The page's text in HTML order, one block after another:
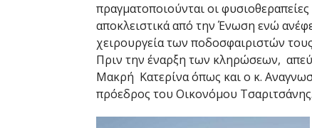
πραγματοποιούνται οι
αποκλειστικά από την Ένωση ενώ
χειρουργεία των ποδοσφαιριστών
Πριν την έναρξη των κληρώσεων,
Μακρή Κατερίνα όπως και ο κ.
πρόεδρος του Οικονόμου Τσαριτσάνης.